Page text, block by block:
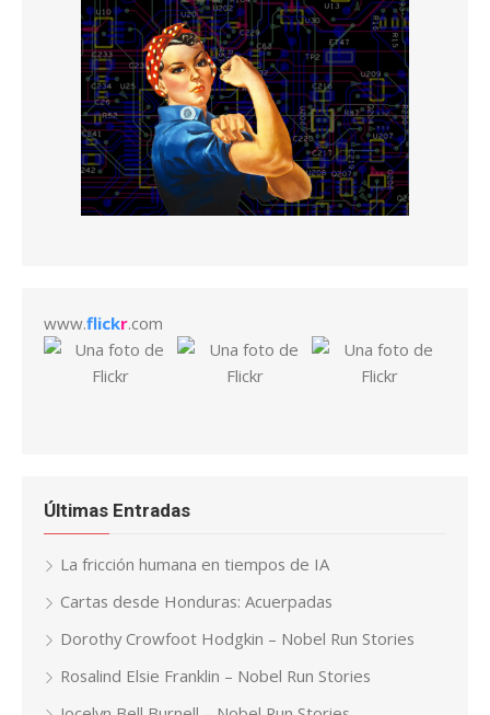
www.flickr.com
Últimas Entradas
La fricción humana en tiempos de IA
Cartas desde Honduras: Acuerpadas
Dorothy Crowfoot Hodgkin – Nobel Run Stories
Rosalind Elsie Franklin – Nobel Run Stories